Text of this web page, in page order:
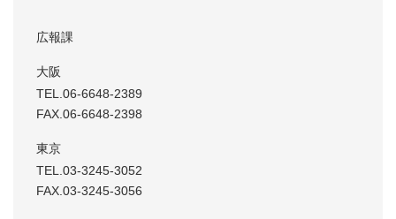
広報課
大阪
TEL.06-6648-2389
FAX.06-6648-2398
東京
TEL.03-3245-3052
FAX.03-3245-3056